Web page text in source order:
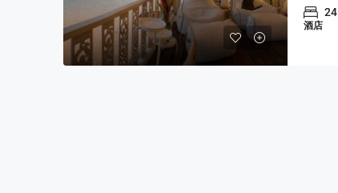
24
酒店